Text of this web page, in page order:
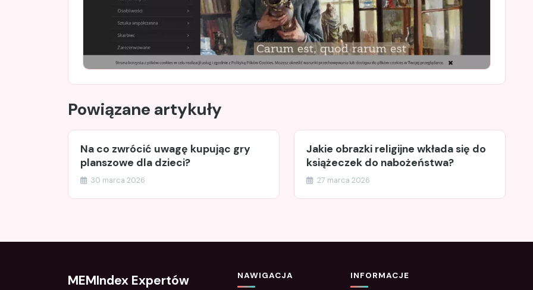
Powiązane artykuły
Na co zwrócić uwagę kupując gry
planszowe dla dzieci?
30 marca 2026
Jakie obrazki religijne wkłada się do
książeczek do nabożeństwa?
27 marca 2026
MEMIndex Expertów NAWIGACJA INFORMACJE